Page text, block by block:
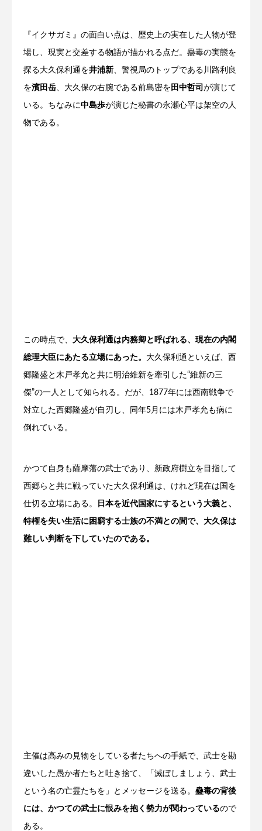
『イクサガミ』の面白い点は、歴史上の実在した人物が登
場し、現実と交差する物語が描かれる点だ。蠱毒の実態を
探る大久保利通を井浦新、警視局のトップである川路利良
を濱田岳、大久保の右腕である前島密を 田中哲司 が演じて
いる。ちなみに中島歩が演じた秘書の永瀬心平は架空の人
物である。
この時点で、 大久保利通は内務卿と呼ばれる、現在の内閣
総理大臣にあたる立場にあった。 大久保利通といえば、西
郷隆盛と木戸孝允と共に明治維新を牽引した“維新の三
傑”の一人として知られる。だが、1877年には西南戦争で
対立した西郷隆盛が自刃し、同年5月には木戸孝允も病に
倒れている。
かつて自身も薩摩藩の武士であり、新政府樹立を目指して
西郷らと共に戦っていた大久保利通は、けれど現在は国を
仕切る立場にある。 日本を近代国家にするという大義と、
特権を失い生活に困窮する士族の不満との間で、大久保は
難しい判断を下していたのである。
主催は高みの見物をしている者たちへの手紙で、武士を勘
違いした愚か者たちと吐き捨て、「滅ぼしましょう、武士
という名の亡霊たちを」とメッセージを送る。 蠱毒の背後
には、かつての武士に恨みを抱く勢力が関わっているので
ある。